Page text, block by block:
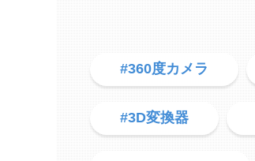
#360度カメラ
#3D変換器